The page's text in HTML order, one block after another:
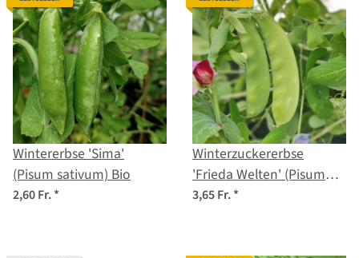
Wintererbse 'Sima'
(Pisum sativum) Bio
2,60 Fr.*
Winterzuckererbse
'Frieda Welten' (Pisum
sativum) Bio Saatgut
3,65 Fr.*